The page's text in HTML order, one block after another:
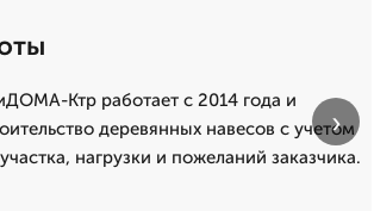
Ктр работает с 2014 года и
деревянных навесов с учетом
нагрузки и пожеланий заказчика.
›